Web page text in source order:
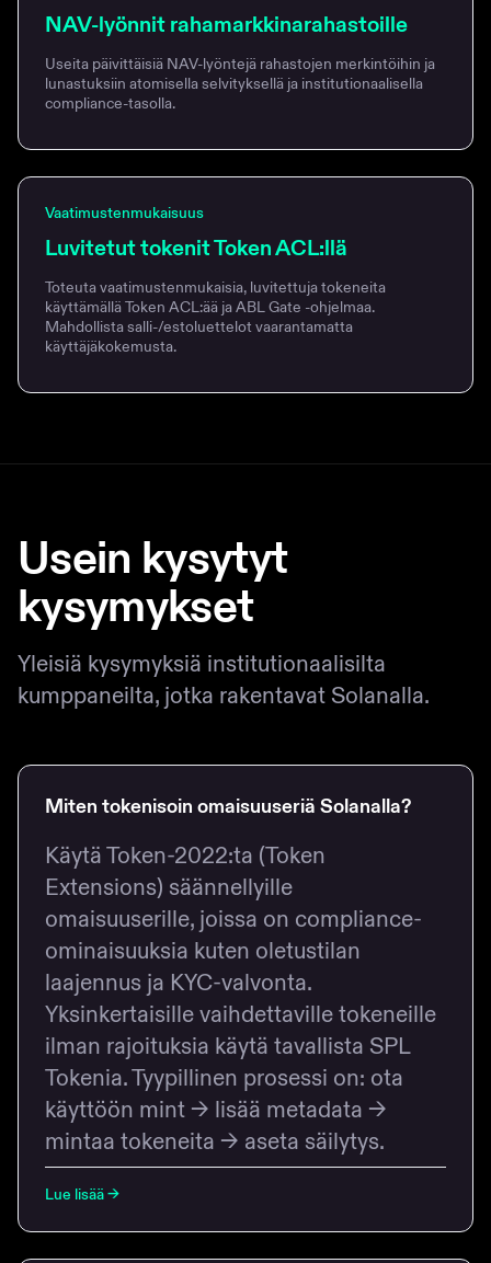
NAV-lyönnit rahamarkkinarahastoille
Useita päivittäisiä NAV-lyöntejä rahastojen merkintöihin ja
lunastuksiin atomisella selvityksellä ja institutionaalisella
compliance-tasolla.
Vaatimustenmukaisuus
Luvitetut tokenit Token ACL:llä
Toteuta vaatimustenmukaisia, luvitettuja tokeneita
käyttämällä Token ACL:ää ja ABL Gate -ohjelmaa.
Mahdollista salli-/estoluettelot vaarantamatta
käyttäjäkokemusta.
Usein kysytyt
kysymykset
Yleisiä kysymyksiä institutionaalisilta
kumppaneilta, jotka rakentavat Solanalla.
Miten tokenisoin omaisuuseriä Solanalla?
Käytä Token-2022:ta (Token
Extensions) säännellyille
omaisuuserille, joissa on compliance-
ominaisuuksia kuten oletustilan
laajennus ja KYC-valvonta.
Yksinkertaisille vaihdettaville tokeneille
ilman rajoituksia käytä tavallista SPL
Tokenia. Tyypillinen prosessi on: ota
käyttöön mint → lisää metadata →
mintaa tokeneita → aseta säilytys.
Lue lisää→